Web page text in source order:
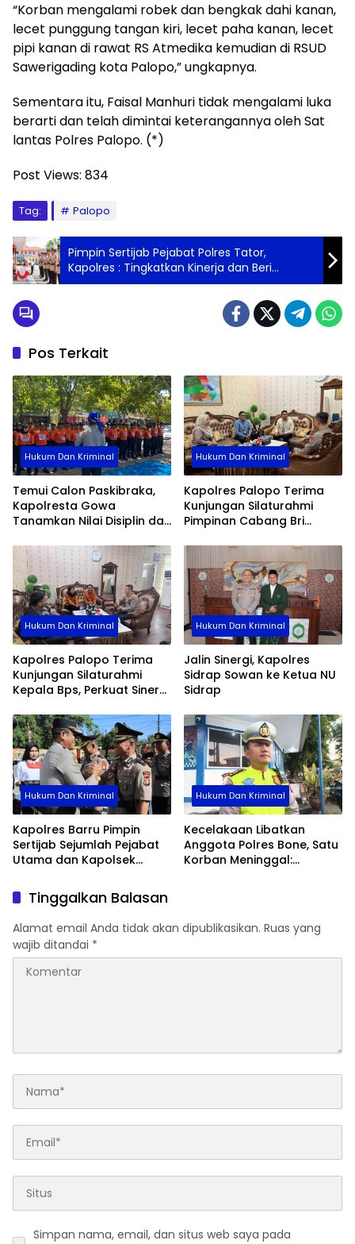
“Korban mengalami robek dan bengkak dahi kanan,
lecet punggung tangan kiri, lecet paha kanan, lecet
pipi kanan di rawat RS Atmedika kemudian di RSUD
Sawerigading kota Palopo,” ungkapnya.
Sementara itu, Faisal Manhuri tidak mengalami luka
berarti dan telah dimintai keterangannya oleh Sat
lantas Polres Palopo. (*)
Post Views: 834
Tag: Palopo
Pimpin Sertijab Pejabat Polres Tator,
Kapolres : Tingkatkan Kinerja dan Beri
Pelayanan Maksimal Kepada Masyarakat
Pos Terkait
Hukum Dan Kriminal
Temui Calon Paskibraka,
Kapolresta Gowa
Tanamkan Nilai Disiplin dan
Hukum Dan Kriminal
Kapolres Palopo Terima
Kunjungan Silaturahmi
Pimpinan Cabang Bri
Hukum Dan Kriminal
Kapolres Palopo Terima
Kunjungan Silaturahmi
Kepala Bps, Perkuat Sinergi
Hukum Dan Kriminal
Jalin Sinergi, Kapolres
Sidrap Sowan ke Ketua NU
Sidrap
Hukum Dan Kriminal
Kapolres Barru Pimpin
Sertijab Sejumlah Pejabat
Utama dan Kapolsek
Organisasi
Hukum Dan Kriminal
Kecelakaan Libatkan
Anggota Polres Bone, Satu
Korban Meninggal:
Tinggalkan Balasan
Alamat email Anda tidak akan dipublikasikan. Ruas yang
wajib ditandai *
Simpan nama, email, dan situs web saya pada